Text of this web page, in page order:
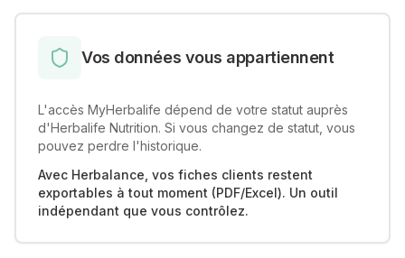
Vos données vous appartiennent
L'accès MyHerbalife dépend de votre statut auprès
d'Herbalife Nutrition. Si vous changez de statut, vous
pouvez perdre l'historique.
Avec Herbalance, vos fiches clients restent
exportables à tout moment (PDF/Excel). Un outil
indépendant que vous contrôlez.